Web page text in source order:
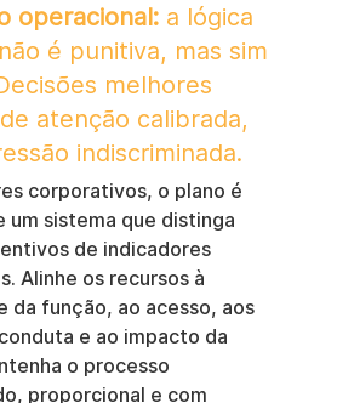
operacional: a lógica
é punitiva, mas sim
melhores
atenção calibrada,
indiscriminada.
corporativos, o plano é
um sistema que distinga
de indicadores
Alinhe os recursos à
da função, ao acesso, aos
e ao impacto da
o processo
proporcional e com